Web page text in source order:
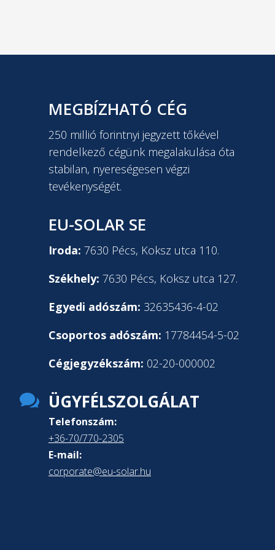
MEGBÍZHATÓ CÉG
250 millió forintnyi jegyzett tőkével
rendelkező cégünk megalakulása óta
stabilan, nyereségesen végzi
tevékenységét.
EU-SOLAR SE
Iroda: 7630 Pécs, Koksz utca 110.
Székhely: 7630 Pécs, Koksz utca 127.
Egyedi adószám: 32635436-4-02
Csoportos adószám: 17784454-5-02
Cégjegyzékszám: 02-20-000002
 ÜGYFÉLSZOLGÁLAT
Telefonszám:
+36-70/770-2305
E-mail:
corporate@eu-solar.hu